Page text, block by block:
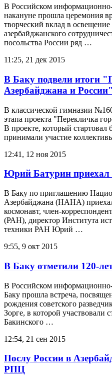
В Российском
накануне прошла церемония
творческий вклад в
азербайджанского
посольства России ряд …
11:25, 21 дек 2015
В Баку подвели итоги
Азербайджана и России"
В классической гимназии
этапа проекта "Перекличка
В проекте, который стартовал
принимали участие
12:41, 12 ноя 2015
Юрий Батурин приехал
В Баку по приглашению
Азербайджана (НАНА)
космонавт, член-
(РАН), директор Института
техники РАН Юрий …
9:55, 9 окт 2015
В Баку отметили 120-
В Российском
Баку прошла встреча,
рождения советского
Зорге, в которой участвовали
Бакинского …
12:54, 21 сен 2015
Послу России в
РПЦ